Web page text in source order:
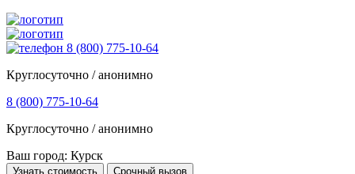
8 (800) 775-10-64
Круглосуточно / анонимно
8 (800) 775-10-64
Круглосуточно / анонимно
Ваш город: Курск
Узнать стоимость Срочный вызов